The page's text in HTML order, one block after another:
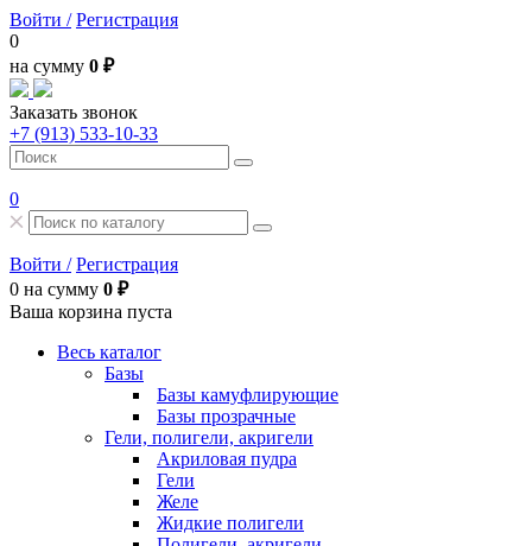
Войти / Регистрация
0
на сумму 0 ₽
Заказать звонок
+7 (913) 533-10-33
0
Войти / Регистрация
0 на сумму 0 ₽
Ваша корзина пуста
Весь каталог
Базы
Базы камуфлирующие
Базы прозрачные
Гели, полигели, акригели
Акриловая пудра
Гели
Желе
Жидкие полигели